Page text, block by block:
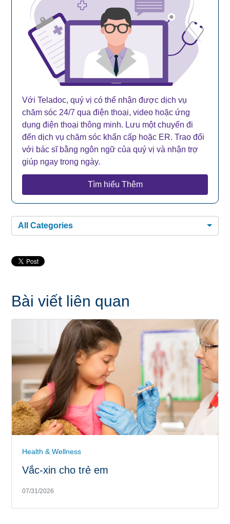
Với Teladoc, quý vị có thể nhận được dịch vụ
chăm sóc 24/7 qua điện thoại, video hoặc ứng
dụng điện thoại thông minh. Lưu một chuyến đi
đến dịch vụ chăm sóc khẩn cấp hoặc ER. Trao đổi
với bác sĩ bằng ngôn ngữ của quý vị và nhận trợ
giúp ngay trong ngày.
Tìm hiểu Thêm
All Categories
Bài viết liên quan
Health & Wellness
Vắc-xin cho trẻ em
07/31/2026